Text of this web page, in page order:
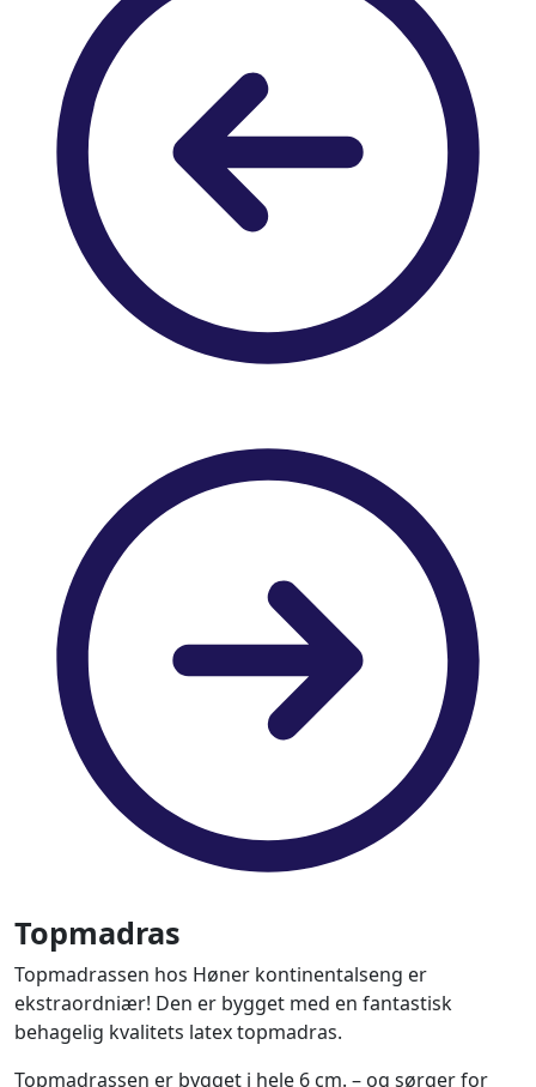
Topmadras
Topmadrassen hos Høner kontinentalseng er
ekstraordniær! Den er bygget med en fantastisk
behagelig kvalitets latex topmadras.
Topmadrassen er bygget i hele 6 cm. – og sørger for